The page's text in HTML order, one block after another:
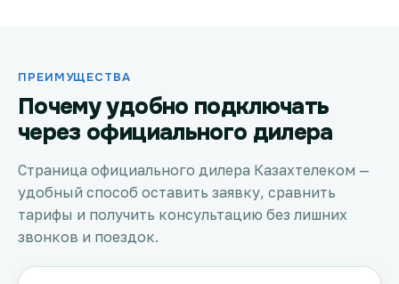
ПРЕИМУЩЕСТВА
Почему удобно подключать
через официального дилера
Страница официального дилера Казахтелеком —
удобный способ оставить заявку, сравнить
тарифы и получить консультацию без лишних
звонков и поездок.